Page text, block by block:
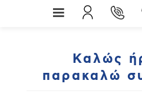
Καλώς
παρακαλώ